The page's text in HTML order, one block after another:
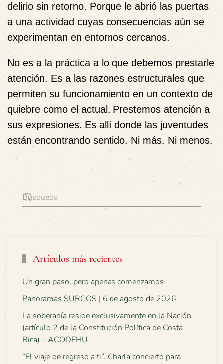
delirio sin retorno. Porque le abrió las puertas
a una actividad cuyas consecuencias aún se
experimentan en entornos cercanos.
No es a la práctica a lo que debemos prestarle
atención. Es a las razones estructurales que
permiten su funcionamiento en un contexto de
quiebre como el actual. Prestemos atención a
sus expresiones. Es allí donde las juventudes
están encontrando sentido. Ni más. Ni menos.
Artículos más recientes
Un gran paso, pero apenas comenzamos
Panoramas SURCOS | 6 de agosto de 2026
La soberanía reside exclusivamente en la Nación
(artículo 2 de la Constitución Política de Costa
Rica) – ACODEHU
“El viaje de regreso a ti”. Charla concierto para